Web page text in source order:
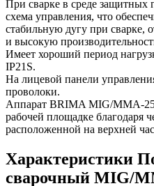
При сварке в среде защитных
схема управления, что
стабильную дугу при сварке,
и высокую
Имеет хороший период
IP21S.
На лицевой панели
проволоки.
Аппарат BRIMA MIG/ММА-
рабочей площадке благодаря
расположенной на верхней
Характеристики
сварочный MIG/